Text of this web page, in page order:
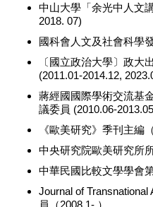
中山大學「余光中人文
2018. 07)
國科會人文及社會科學
〔國立政治大學〕政大
(2011.01-2014.12,
蔣經國國際學術交流基
議委員 (2010.06-
《歐美研究》季刊主編
中央研究院歐美研究所
中華民國比較文學學會
Journal of
員（2008.1- ）